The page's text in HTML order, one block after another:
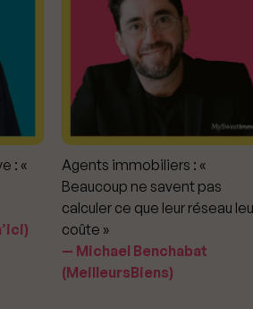
: «
Agents immobiliers : «
Beaucoup ne savent pas
calculer ce que leur réseau
coûte »
Michael Benchabat
(MeilleursBiens)